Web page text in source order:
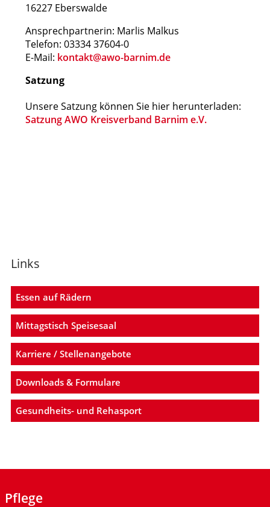
16227 Eberswalde
Ansprechpartnerin: Marlis Malkus
Telefon: 03334 37604-0
E-Mail: kontakt@awo-barnim.de
Satzung
Unsere Satzung können Sie hier herunterladen:
Satzung AWO Kreisverband Barnim e.V.
Links
Essen auf Rädern
Mittagstisch Speisesaal
Karriere / Stellenangebote
Downloads & Formulare
Gesundheits- und Rehasport
Pflege